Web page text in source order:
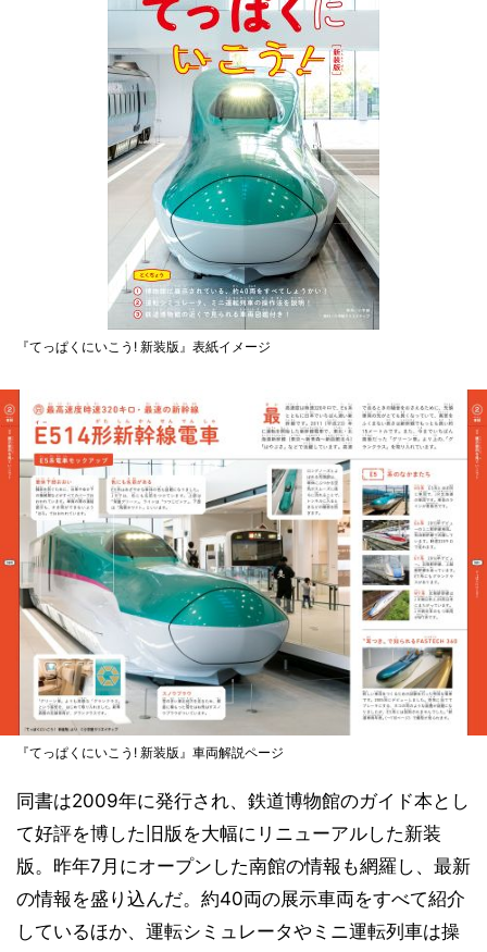
『てっぱくにいこう! 新装版』表紙イメージ
『てっぱくにいこう! 新装版』車両解説ページ
同書は2009年に発行され、鉄道博物館のガイド本とし
て好評を博した旧版を大幅にリニューアルした新装
版。昨年7月にオープンした南館の情報も網羅し、最新
の情報を盛り込んだ。約40両の展示車両をすべて紹介
しているほか、運転シミュレータやミニ運転列車は操